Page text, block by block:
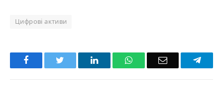
Цифрові активи
Facebook LinkedInWhatsAppEmail